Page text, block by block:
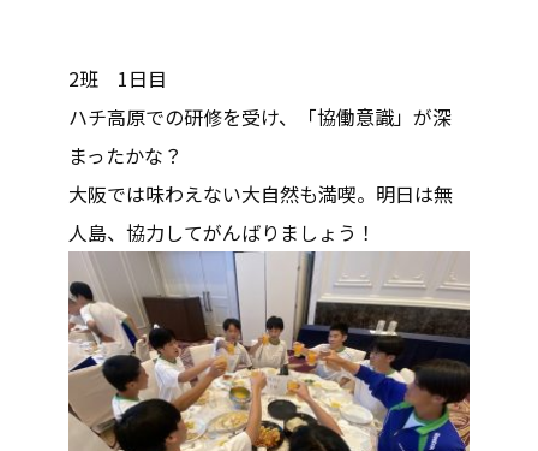
2班 1日目
ハチ高原での研修を受け、「協働意識」が深
まったかな？
大阪では味わえない大自然も満喫。明日は無
人島、協力してがんばりましょう！